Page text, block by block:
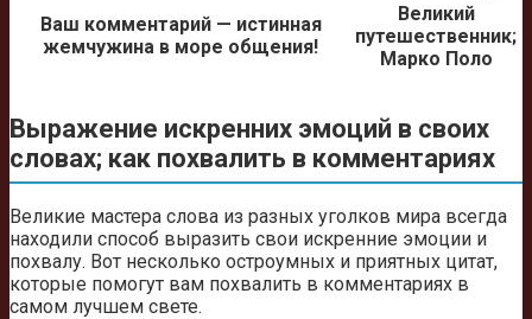
Ваш комментарий — истинная
жемчужина в море общения!
Великий
путешественник;
Марко Поло
Выражение искренних эмоций в своих
словах; как похвалить в комментариях
Великие мастера слова из разных уголков мира всегда
находили способ выразить свои искренние эмоции и
похвалу. Вот несколько остроумных и приятных цитат,
которые помогут вам похвалить в комментариях в
самом лучшем свете.